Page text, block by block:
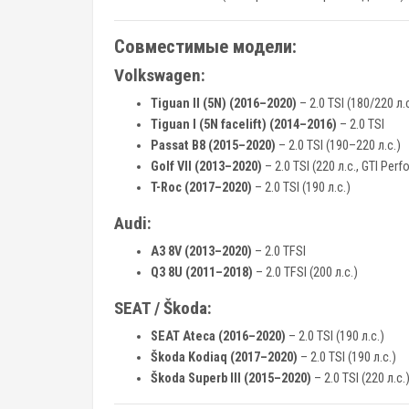
Совместимые модели:
Volkswagen:
Tiguan II (5N) (2016–2020) – 2.0 TSI (180/220
Tiguan I (5N facelift) (2014–2016) – 2.0 TSI
Passat B8 (2015–2020) – 2.0 TSI (190–220 л.с.)
Golf VII (2013–2020) – 2.0 TSI (220 л.с., GTI
T-Roc (2017–2020) – 2.0 TSI (190 л.с.)
Audi:
A3 8V (2013–2020) – 2.0 TFSI
Q3 8U (2011–2018) – 2.0 TFSI (200 л.с.)
SEAT / Škoda:
SEAT Ateca (2016–2020) – 2.0 TSI (190 л.с.)
Škoda Kodiaq (2017–2020) – 2.0 TSI (190 л.с.)
Škoda Superb III (2015–2020) – 2.0 TSI (220 л.с.)